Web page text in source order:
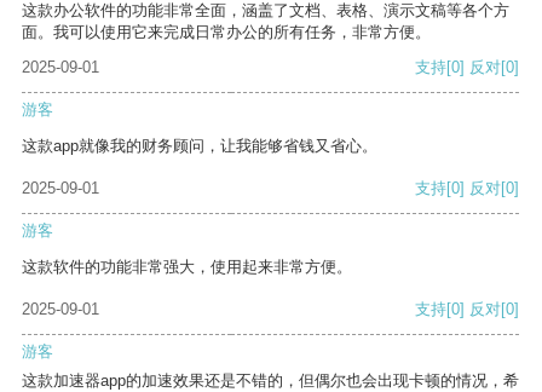
这款办公软件的功能非常全面，涵盖了文档、表格、演示文稿等各个方
面。我可以使用它来完成日常办公的所有任务，非常方便。
2025-09-01
支持[0] 反对[0]
游客
这款app就像我的财务顾问，让我能够省钱又省心。
2025-09-01 支持[0] 反对[0]
游客
这款软件的功能非常强大，使用起来非常方便。
2025-09-01 支持[0] 反对[0]
游客
这款加速器app的加速效果还是不错的，但偶尔也会出现卡顿的情况，希